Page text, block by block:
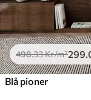
498.33Kr/m²299
Blå pioner